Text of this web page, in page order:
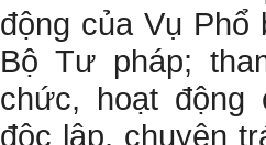
động của Vụ Phổ
Bộ Tư pháp;
chức, hoạt
độc lập, chuyên